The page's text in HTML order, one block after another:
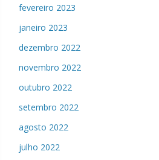
fevereiro 2023
janeiro 2023
dezembro 2022
novembro 2022
outubro 2022
setembro 2022
agosto 2022
julho 2022